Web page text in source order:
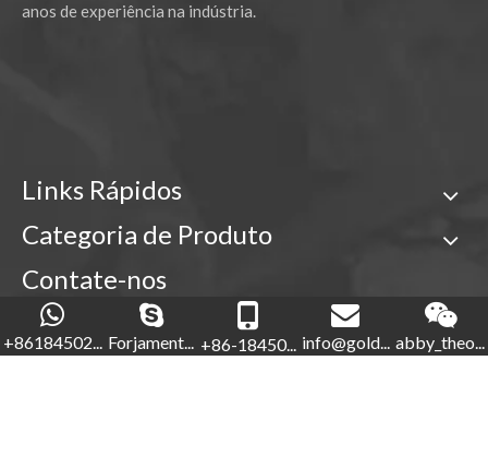
anos de experiência na indústria.
+86184502... Forjament... +86-18450... info@gold... abby_theo...
Links Rápidos
Categoria de Produto
Contate-nos
+86-18450210854